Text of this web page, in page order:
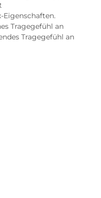
Tragegefühl an
Tragegefühl an